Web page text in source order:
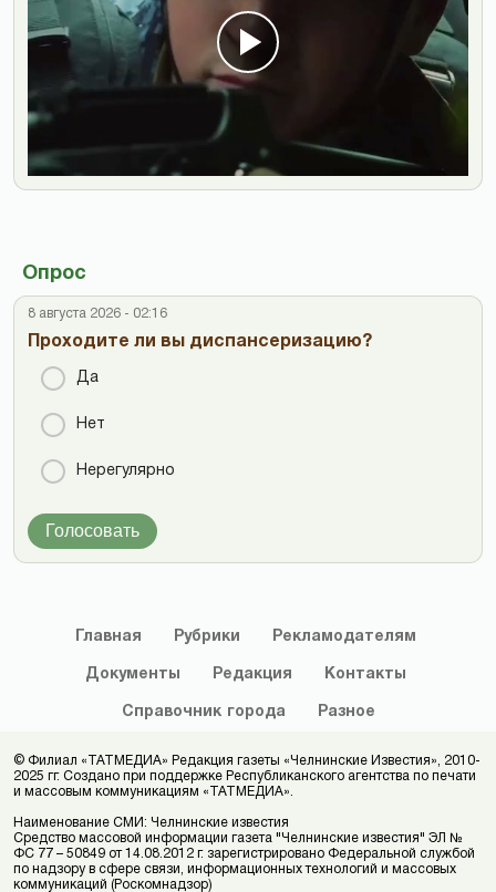
Опрос
8 августа 2026 - 02:16
Проходите ли вы диспансеризацию?
Да
Нет
Нерегулярно
Голосовать
Главная Рубрики Рекламодателям
Документы Редакция Контакты
Справочник города Разное
© Филиал «ТАТМЕДИА» Редакция газеты «Челнинские Известия», 2010-
2025 гг. Создано при поддержке Республиканского агентства по печати
и массовым коммуникациям «ТАТМЕДИА».
Наименование СМИ: Челнинские известия
Средство массовой информации газета "Челнинские известия" ЭЛ №
ФС 77 – 50849 от 14.08.2012 г. зарегистрировано Федеральной службой
по надзору в сфере связи, информационных технологий и массовых
коммуникаций (Роскомнадзор)